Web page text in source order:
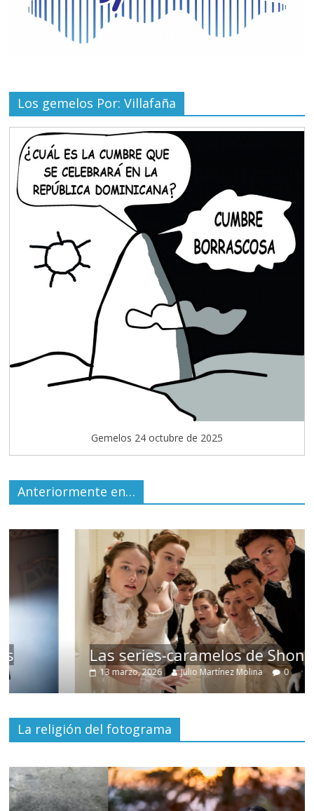
Los gemelos Por: Villafaña
Gemelos 24 octubre de 2025
Anteriormente en…
Las series-caramelos de Shondaland
13 marzo, 2026 Julio Martínez Molina 0
La religión del fotograma